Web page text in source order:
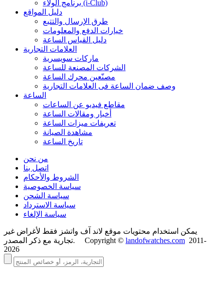
برنامج الولاء (i-Club)
دليل المواقع
طرق الإرسال والتتبع
خيارات الدفع والمعلومات
دليل القياس الساعة
العلامات التجارية
ماركات سويسرية
الشركات المصنعة للساعة
مصنّعين محرك الساعة
وصف ضمان الساعة فی العلامات التجارية
الساعة
مقاطع فيديو عن الساعات
أخبار ومقالات الساعة
تعريفات ميزات الساعة
مشاهدة الصيانة
تاريخ الساعة
من نحن
اتصل بنا
الشروط والأحكام
سياسة الخصوصية
سياسة الشحن
سياسة الاسترداد
سياسة الإلغاء
يمكن استخدام محتويات موقع لاند آف واتشز فقط لأغراض غير
تجارية مع ذكر المصدر. Copyright © landofwatches.com 2011-
2026